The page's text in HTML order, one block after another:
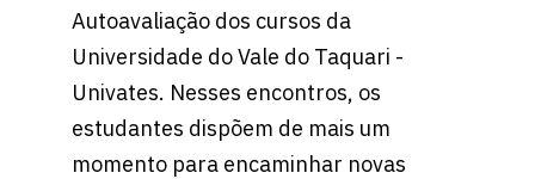
Autoavaliação dos cursos da
Universidade do Vale do Taquari -
Univates. Nesses encontros, os
estudantes dispõem de mais um
momento para encaminhar novas